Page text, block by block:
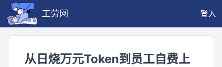
工劳网 登入
从日烧万元Token到员工自费上